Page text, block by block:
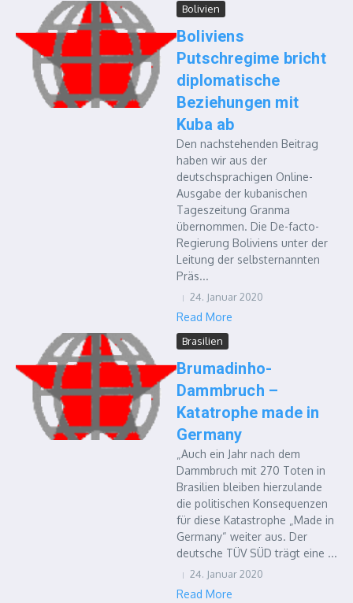
Bolivien
Boliviens
Putschregime bricht
diplomatische
Beziehungen mit
Kuba ab
Den nachstehenden Beitrag
haben wir aus der
deutschsprachigen Online-
Ausgabe der kubanischen
Tageszeitung Granma
übernommen. Die De-facto-
Regierung Boliviens unter der
Leitung der selbsternannten
Präs...
24. Januar 2020
Read More
Brasilien
Brumadinho-
Dammbruch –
Katatrophe made in
Germany
„Auch ein Jahr nach dem
Dammbruch mit 270 Toten in
Brasilien bleiben hierzulande
die politischen Konsequenzen
für diese Katastrophe „Made in
Germany“ weiter aus. Der
deutsche TÜV SÜD trägt eine ...
24. Januar 2020
Read More